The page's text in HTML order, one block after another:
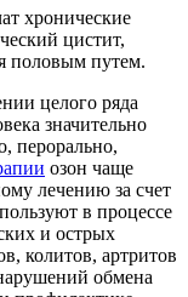
хронические
цистит,
половым путем.
целого ряда
значительно
перорально,
озон чаще
лечению за счет
в процессе
и острых
колитов, артритов
обмена